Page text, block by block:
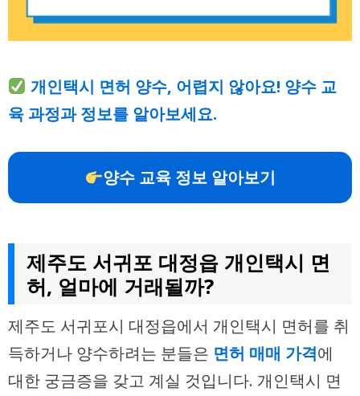
개인택시 면허 양수, 어렵지 않아요! 양수 교
육 과정과 정보를 알아보세요.
양수 교육 정보 알아보기
제주도 서귀포 대정읍 개인택시 면
허, 얼마에 거래될까?
제주도 서귀포시 대정읍에서 개인택시 면허를 취
득하거나 양수하려는 분들은 면허 매매 가격에
대한 궁금증을 갖고 계실 것입니다. 개인택시 면